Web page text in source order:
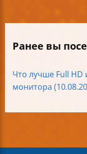
Ранее вы
Что лучше Full HD
монитора